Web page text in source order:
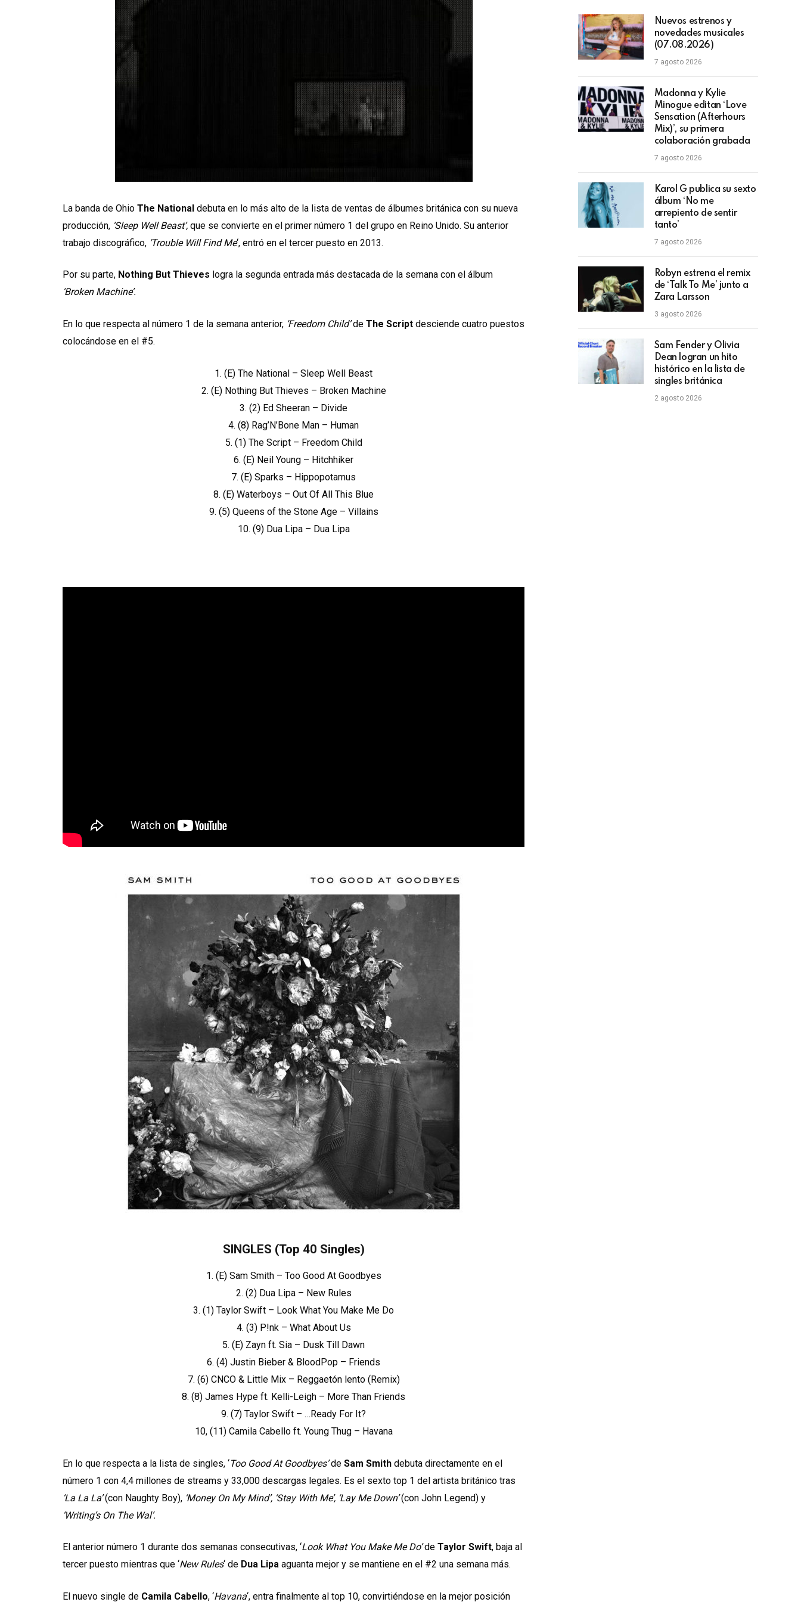
La banda de OhioThe National debuta en lo más alto de la lista de ventas de álbumes británica con su nueva
producción, ‘Sleep Well Beast’, que se convierte en el primer número 1 del grupo en Reino Unido. Su anterior
trabajo discográfico, ‘Trouble Will Find Me‘, entró en el tercer puesto en 2013.
Por su parte, Nothing But Thieves logra la segunda entrada más destacada de la semana con el álbum
‘Broken Machine’.
En lo que respecta al número 1 de la semana anterior, ‘Freedom Child’deThe Script desciende cuatro puestos
colocándose en el #5.
1. (E) The National – Sleep Well Beast
2. (E) Nothing But Thieves – Broken Machine
3. (2) Ed Sheeran – Divide
4. (8) Rag’N’Bone Man – Human
5. (1) The Script – Freedom Child
6. (E) Neil Young – Hitchhiker
7. (E) Sparks – Hippopotamus
8. (E) Waterboys – Out Of All This Blue
9. (5) Queens of the Stone Age – Villains
10. (9) Dua Lipa – Dua Lipa
SINGLES (Top 40 Singles)
1. (E) Sam Smith – Too Good At Goodbyes
2. (2) Dua Lipa – New Rules
3. (1) Taylor Swift – Look What You Make Me Do
4. (3) P!nk – What About Us
5. (E) Zayn ft. Sia – Dusk Till Dawn
6. (4) Justin Bieber & BloodPop – Friends
7. (6) CNCO & Little Mix – Reggaetón lento (Remix)
8. (8) James Hype ft. Kelli-Leigh – More Than Friends
9. (7) Taylor Swift – …Ready For It?
10, (11) Camila Cabello ft. Young Thug – Havana
En lo que respecta a la lista de singles, ‘Too Good At Goodbyes’deSam Smith debuta directamente en el
número 1 con 4,4 millones de streams y 33,000 descargas legales. Es el sexto top 1 del artista británico tras
‘La La La’(con Naughty Boy), ‘Money On My Mind’, ‘Stay With Me’, ‘Lay Me Down’(con John Legend) y
‘Writing’s On The Wal’.
El anterior número 1 durante dos semanas consecutivas, ‘Look What You Make Me Do’deTaylor Swift, baja al
tercer puesto mientras que ‘New Rules‘ de Dua Lipa aguanta mejor y se mantiene en el #2 una semana más.
El nuevo single de Camila Cabello, ‘Havana‘, entra finalmente al top 10, convirtiéndose en la mejor posición
Nuevos estrenos y
novedades musicales
(07.08.2026)
7 agosto 2026
Madonna y Kylie
Minogue editan ‘Love
Sensation (Afterhours
Mix)’, su primera
colaboración grabada
7 agosto 2026
Karol G publica su sexto
álbum ‘No me
arrepiento de sentir
tanto’
7 agosto 2026
Robyn estrena el remix
de ‘Talk To Me’ junto a
Zara Larsson
3 agosto 2026
Sam Fender y Olivia
Dean logran un hito
histórico en la lista de
singles británica
2 agosto 2026